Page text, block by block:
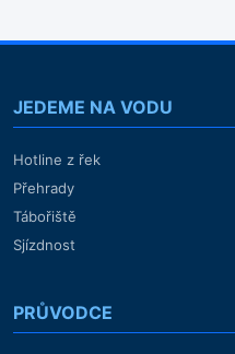
JEDEME NA VODU
Hotline z řek
Přehrady
Tábořiště
Sjízdnost
PRŮVODCE